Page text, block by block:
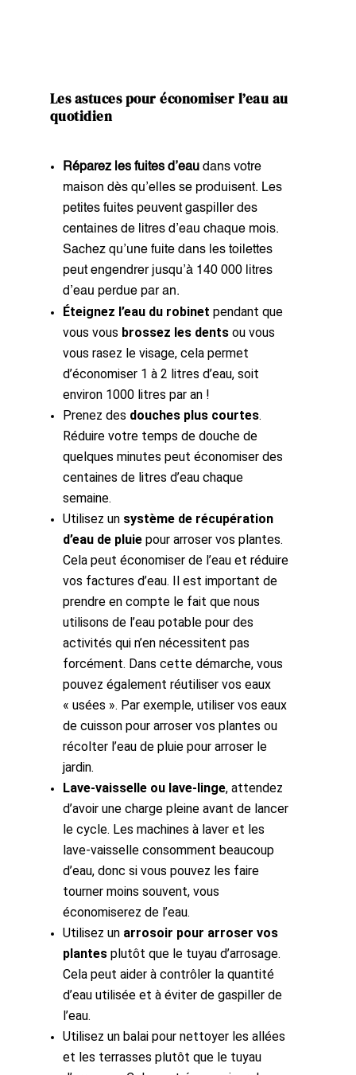
Les astuces pour économiser l’eau au
quotidien
Réparez les fuites d’eaudans votre
maison dès qu’elles se produisent. Les
petites fuites peuvent gaspiller des
centaines de litres d’eau chaque mois.
Sachez qu’une fuite dans les toilettes
peut engendrer jusqu’à 140 000 litres
d’eau perdue par an.
Éteignez l’eau du robinet pendant que
vous vous brossez les dentsou vous
vous rasez le visage, cela permet
d’économiser 1 à 2 litres d’eau, soit
environ 1000 litres par an !
Prenez des douches plus courtes.
Réduire votre temps de douche de
quelques minutes peut économiser des
centaines de litres d’eau chaque
semaine.
Utilisez un système de récupération
d’eau de pluiepour arroser vos plantes.
Cela peut économiser de l’eau et réduire
vos factures d’eau. Il est important de
prendre en compte le fait que nous
utilisons de l’eau potable pour des
activités qui n’en nécessitent pas
forcément. Dans cette démarche, vous
pouvez également réutiliser vos eaux
« usées ». Par exemple, utiliser vos eaux
de cuisson pour arroser vos plantes ou
récolter l ’eau de pluiepour arroser le
jardin.
Lave-vaisselle ou lave-linge, attendez
d’avoir une charge pleine avant de lancer
le cycle. Les machines à laver et les
lave-vaisselle consomment beaucoup
d’eau, donc si vous pouvez les faire
tourner moins souvent, vous
économiserez de l’eau.
Utilisez un arrosoir pour arroser vos
plantesplutôt que le tuyau d’arrosage.
Cela peut aider à contrôler la quantité
d’eau utilisée et à éviter de gaspiller de
l’eau.
Utilisez un balai pour nettoyer les allées
et les terrasses plutôt que le tuyau